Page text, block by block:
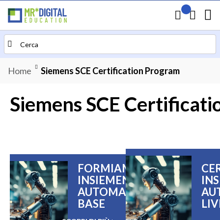
Carrello
Il mio
Search
Home Siemens SCE Certification Program
Siemens SCE
FORMIAMOCI
INSIEMENS...
AUTOMAZIONE
BASE